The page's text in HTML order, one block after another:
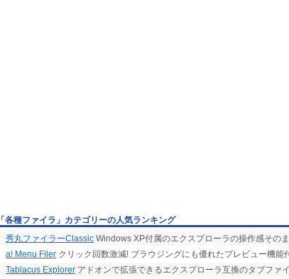
「各種ファイラ」カテゴリーの人気ランキング
秀丸ファイラーClassic Windows XP付属のエクスプローラの操作感その
a! Menu Filer クリック回数激減! ブラウジングにも優れたプレビュー機能
Tablacus Explorer アドオンで拡張できるエクスプローラ互換のタブファ